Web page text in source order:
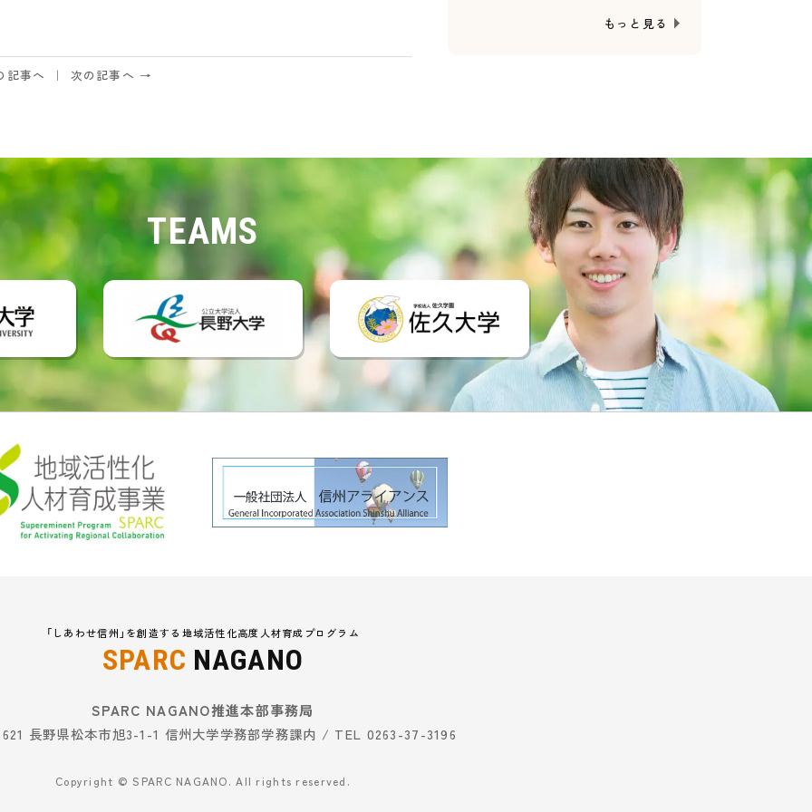
事へ 次の記事へ →
もっと見る
TEAMS
「しあわせ信州」を創造する地域活性化高度人材育成プログラム
SPARC NAGANO
SPARC NAGANO推進本部事務局
長野県松本市旭3-1-1 信州大学学務部学務課内 / TEL 0263-37-3196
Copyright © SPARC NAGANO. All rights reserved.